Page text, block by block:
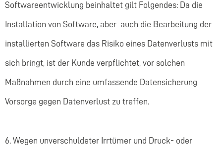
Softwareentwicklung beinhaltet gilt Folgendes: Da die
Installation von Software, aber auch die Bearbeitung der
installierten Software das Risiko eines Datenverlusts mit
sich bringt, ist der Kunde verpflichtet, vor solchen
Maßnahmen durch eine umfassende Datensicherung
Vorsorge gegen Datenverlust zu treffen.
6. Wegen unverschuldeter Irrtümer und Druck- oder